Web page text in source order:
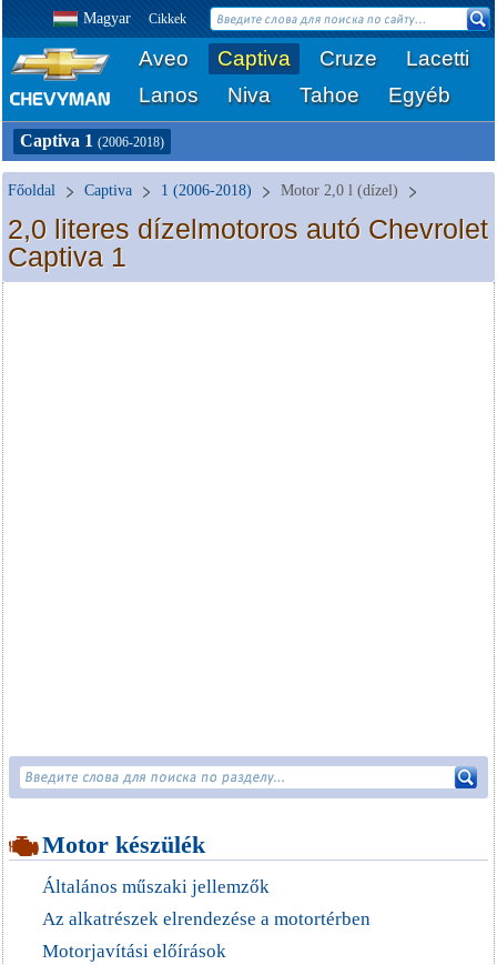
Magyar Cikkek
Aveo Captiva Cruze
Lacetti
Lanos
Niva Tahoe Egyéb
Captiva 1 (2006-2018)
Főoldal Captiva 1 (2006-2018) Motor 2,0 l (dízel)
2,0 literes dízelmotoros autó Chevrolet
Captiva 1
Motor készülék
Általános műszaki jellemzők
Az alkatrészek elrendezése a motortérben
Motorjavítási előírások